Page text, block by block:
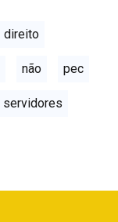
direito
não pec
servidores